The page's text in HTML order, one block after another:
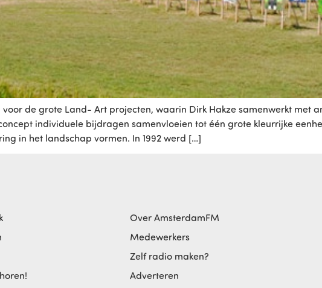
de grote Land- Art projecten, waarin Dirk Hakze samenwerkt met
individuele bijdragen samenvloeien tot één grote kleurrijke
in het landschap vormen. In 1992 werd […]
Over AmsterdamFM
Medewerkers
Zelf radio maken?
Adverteren